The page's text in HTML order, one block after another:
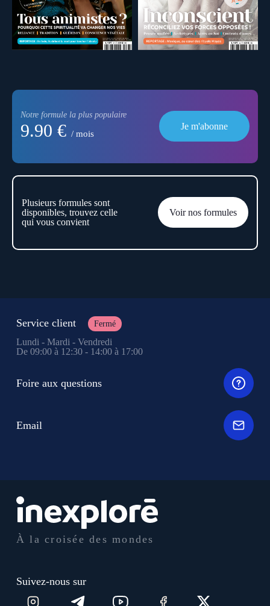
Notre formule la plus populaire
9.90 € / mois
Je m'abonne
Plusieurs formules sont
disponibles, trouvez celle
qui vous convient
Voir nos formules
À la croisée des mondes
Suivez-nous sur
Service client Fermé
Lundi - Mardi - Vendredi
De 09:00 à 12:30 - 14:00 à 17:00
Foire aux questions
Email